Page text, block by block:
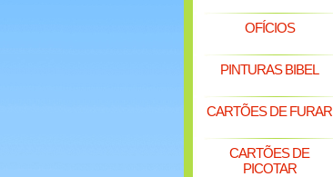
OFÍCIOS
PINTURAS BIBEL
CARTÕES DE FURAR
CARTÕES DE
PICOTAR